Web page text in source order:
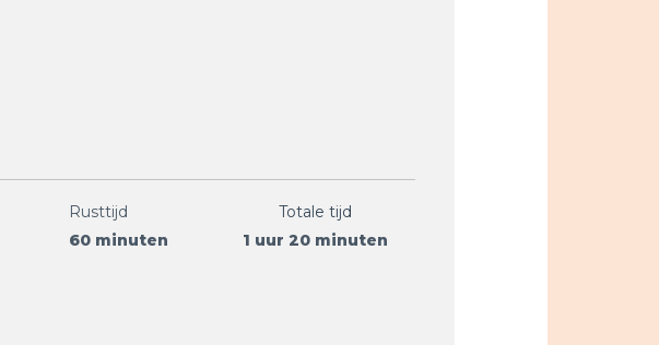
Rusttijd
60 minuten
Totale tijd
1 uur 20 minuten